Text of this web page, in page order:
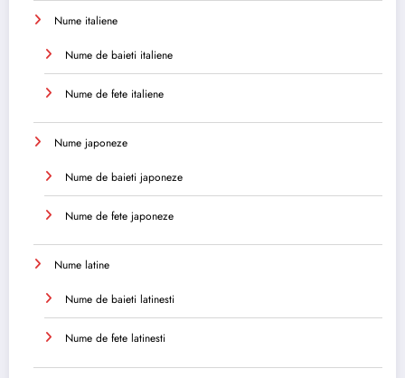
Nume italiene
Nume de baieti italiene
Nume de fete italiene
Nume japoneze
Nume de baieti japoneze
Nume de fete japoneze
Nume latine
Nume de baieti latinesti
Nume de fete latinesti